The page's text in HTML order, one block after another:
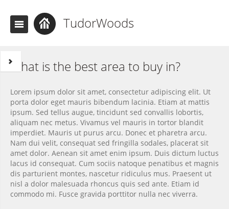
TudorWoods
What is the best area to buy in?
Lorem ipsum dolor sit amet, consectetur adipiscing elit. Ut
porta dolor eget mauris bibendum lacinia. Etiam at mattis
ipsum. Sed tellus augue, tincidunt sed convallis lobortis,
aliquam nec metus. Vivamus vel mauris in tortor blandit
imperdiet. Mauris ut purus arcu. Donec et pharetra arcu.
Nam dui velit, consequat sed fringilla sodales, placerat sit
amet dolor. Aenean sit amet enim ipsum. Duis dictum luctus
lacus id consequat. Cum sociis natoque penatibus et magnis
dis parturient montes, nascetur ridiculus mus. Praesent ut
nisl a dolor malesuada rhoncus quis sed ante. Etiam id
commodo mi. Fusce gravida porttitor nulla nec viverra.